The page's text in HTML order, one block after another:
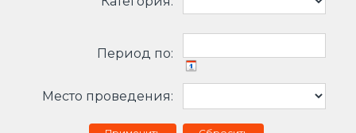
Период по:
Место проведения: